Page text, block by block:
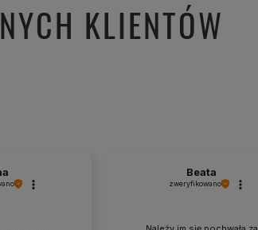
KLIENTÓW
Beata
zweryfikowano